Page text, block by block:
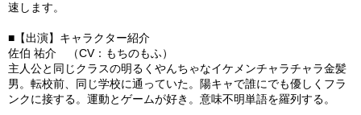
速します。
■【出演】キャラクター紹介
佐伯 祐介 （CV：もちのもふ）
主人公と同じクラスの明るくやんちゃなイケメンチャラチャラ金髪
男。転校前、同じ学校に通っていた。陽キャで誰にでも優しくフラ
ンクに接する。運動とゲームが好き。意味不明単語を羅列する。